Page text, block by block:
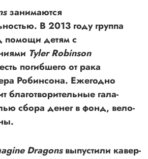
занимаются
В 2013 году группа
помощи детям с
Tyler Robinson
погибшего от рака
Робинсона. Ежегодно
благотворительные гала-
сбора денег в фонд, вело-
Dragonsвыпустили кавер-